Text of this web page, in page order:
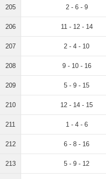
205 2 - 6 - 9
206 11 - 12 - 14
207 2 - 4 - 10
208 9 - 10 - 16
209 5 - 9 - 15
210 12 - 14 - 15
211 1 - 4 - 6
212 6 - 8 - 16
213 5 - 9 - 12